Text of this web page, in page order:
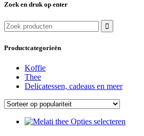
Zoek en druk op enter
Zoek
naar:
Productcategorieën
Koffie
Thee
Delicatessen, cadeaus en meer
Opties selecteren